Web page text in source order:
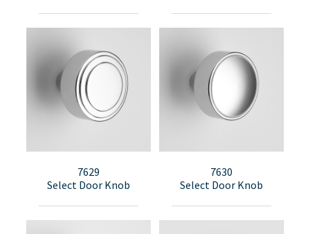
7629
Select Door Knob
7630
Select Door Knob